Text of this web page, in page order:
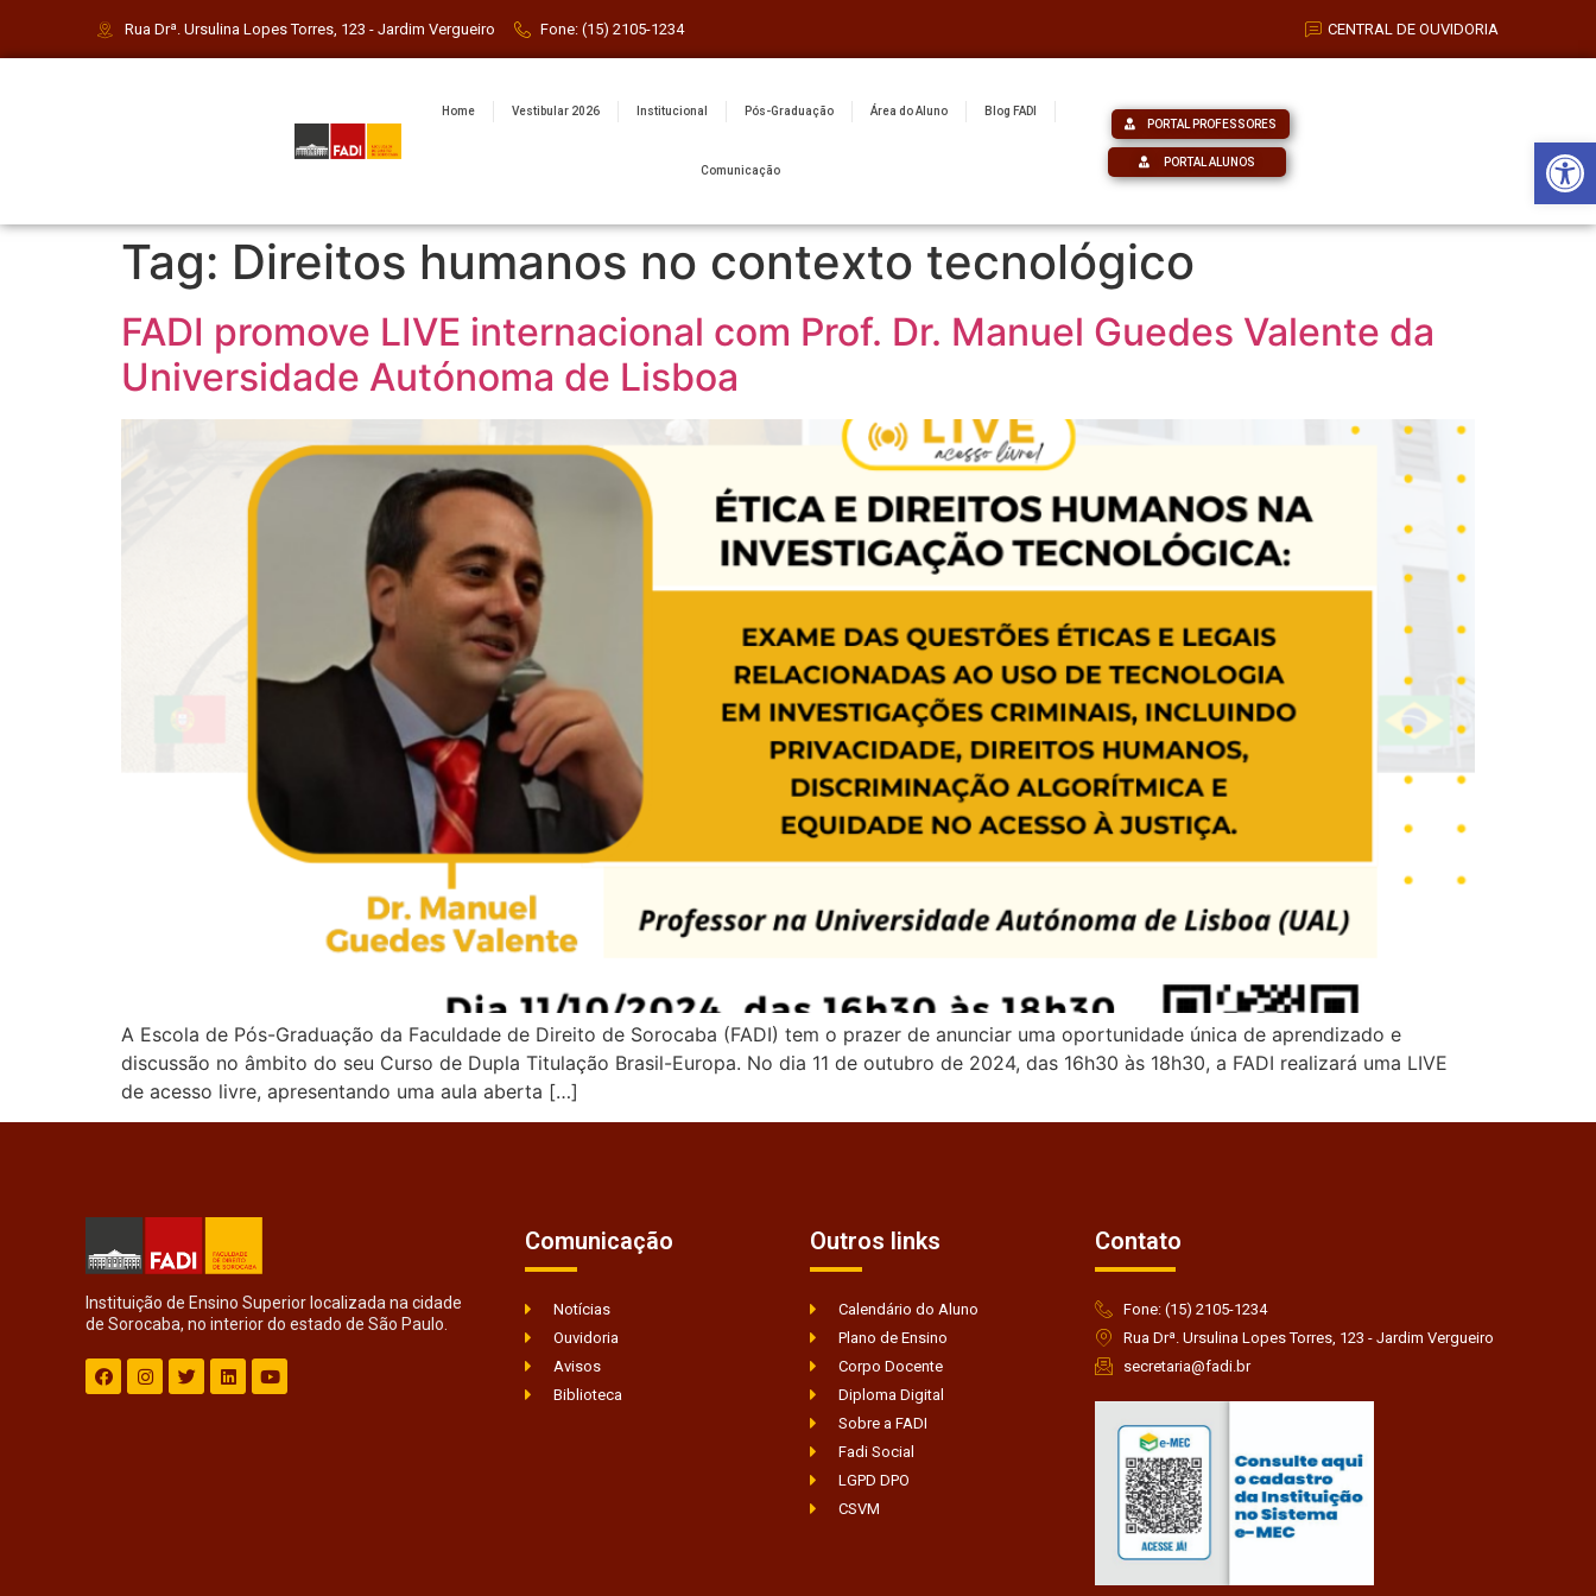
Rua Drª. Ursulina Lopes Torres, 123 - Jardim Vergueiro Fone: (15) 2105-1234 CENTRAL DE OUVIDORIA
Home Vestibular 2026 Institucional Pós-Graduação Área do Aluno Blog FADI
Comunicação
PORTAL PROFESSORES
PORTAL ALUNOS
Tag: Direitos humanos no contexto tecnológico
FADI promove LIVE internacional com Prof. Dr. Manuel Guedes Valente da
Universidade Autónoma de Lisboa
A Escola de Pós-Graduação da Faculdade de Direito de Sorocaba (FADI) tem o prazer de anunciar uma oportunidade única de aprendizado e
discussão no âmbito do seu Curso de Dupla Titulação Brasil-Europa. No dia 11 de outubro de 2024, das 16h30 às 18h30, a FADI realizará uma LIVE
de acesso livre, apresentando uma aula aberta […]
Instituição de Ensino Superior localizada na cidade
de Sorocaba, no interior do estado de São Paulo.
Comunicação
Notícias
Ouvidoria
Avisos
Biblioteca
Outros links
Calendário do Aluno
Plano de Ensino
Corpo Docente
Diploma Digital
Sobre a FADI
Fadi Social
LGPD DPO
CSVM
Contato
Fone: (15) 2105-1234
Rua Drª. Ursulina Lopes Torres, 123 - Jardim Vergueiro
secretaria@fadi.br
Barra de